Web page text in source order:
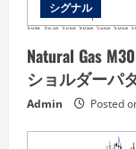
シグナル
Natural Gas
ショルダーパ
Admin Posted